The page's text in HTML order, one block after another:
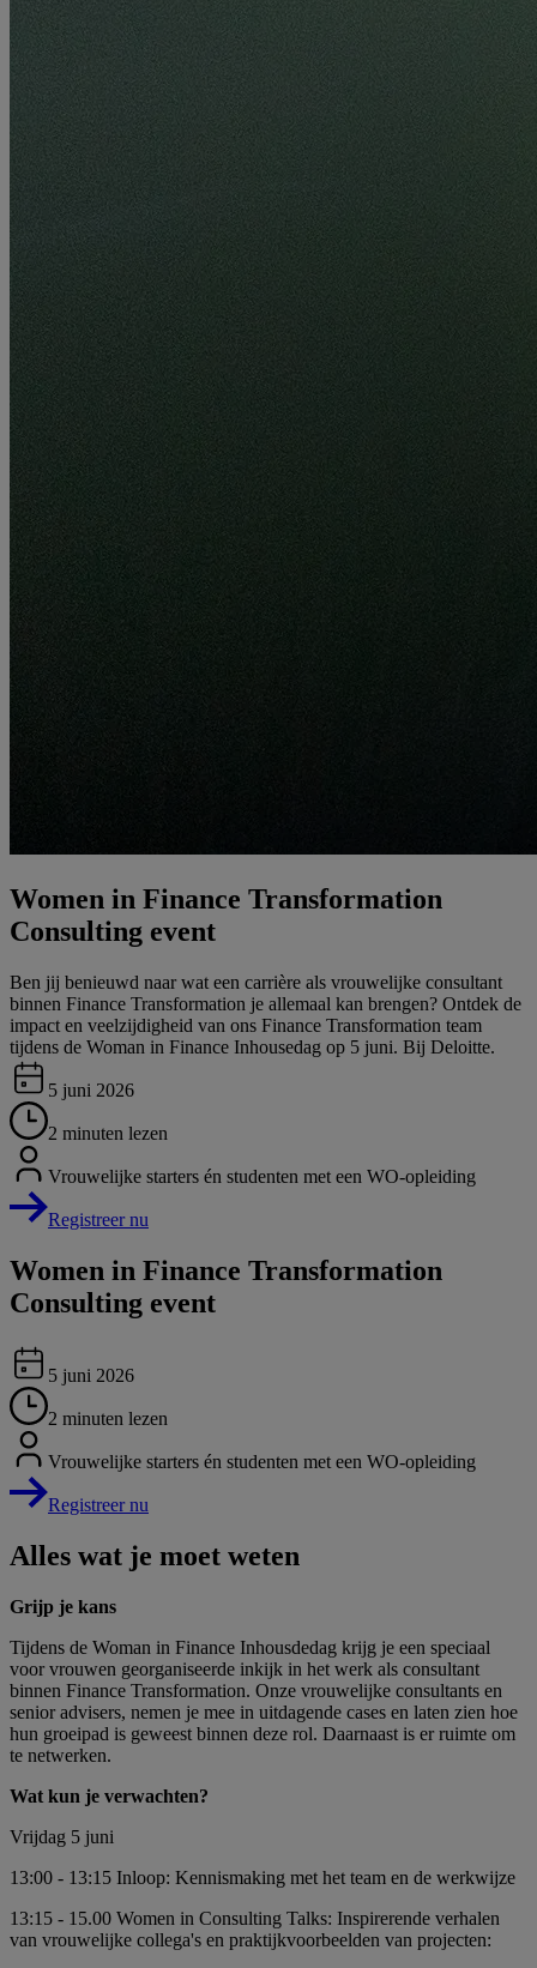
Women in Finance Transformation
Consulting event
Ben jij benieuwd naar wat een carrière als vrouwelijke consultant
binnen Finance Transformation je allemaal kan brengen? Ontdek de
impact en veelzijdigheid van ons Finance Transformation team
tijdens de Woman in Finance Inhousedag op 5 juni. Bij Deloitte.
5 juni 2026
2 minuten lezen
Vrouwelijke starters én studenten met een WO-opleiding
Registreer nu
Women in Finance Transformation
Consulting event
5 juni 2026
2 minuten lezen
Vrouwelijke starters én studenten met een WO-opleiding
Registreer nu
Alles wat je moet weten
Grijp je kans
Tijdens de Woman in Finance Inhousdedag krijg je een speciaal
voor vrouwen georganiseerde inkijk in het werk als consultant
binnen Finance Transformation. Onze vrouwelijke consultants en
senior advisers, nemen je mee in uitdagende cases en laten zien hoe
hun groeipad is geweest binnen deze rol. Daarnaast is er ruimte om
te netwerken.
Wat kun je verwachten?
Vrijdag 5 juni
13:00 - 13:15 Inloop: Kennismaking met het team en de werkwijze
13:15 - 15.00 Women in Consulting Talks: Inspirerende verhalen
van vrouwelijke collega's en praktijkvoorbeelden van projecten: